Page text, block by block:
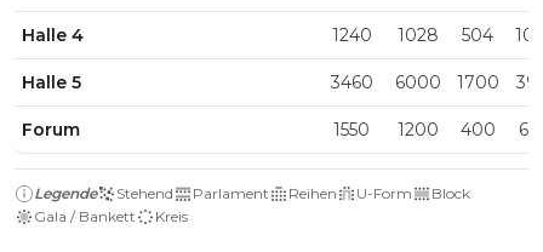
Halle 4 1240 1028 504
Halle 5 3460 6000 1700
Forum 1550 1200 400
Legende Stehend Parlament Reihen U-Form
Block
Gala / Bankett
Kreis